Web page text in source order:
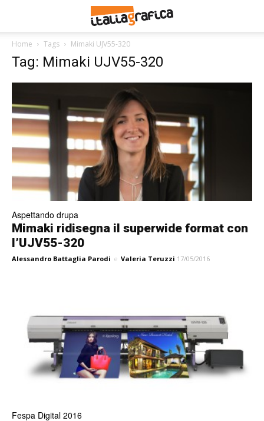
Home Tags Mimaki UJV55-320
Tag: Mimaki UJV55-320
Aspettando drupa
Mimaki ridisegna il superwide format con
l’UJV55-320
Alessandro Battaglia Parodi e Valeria Teruzzi 17/05/2016
Fespa Digital 2016